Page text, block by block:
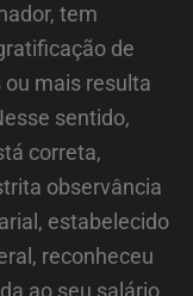
tem
de
mais resulta
sentido,
correta,
observância
estabelecido
reconheceu
ao seu salário